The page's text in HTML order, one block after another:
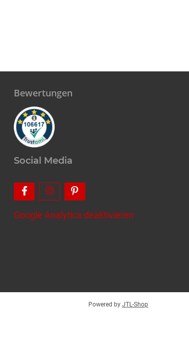
Bewertungen
Social Media
Google Analytics deaktivieren
Powered by JTL-Shop